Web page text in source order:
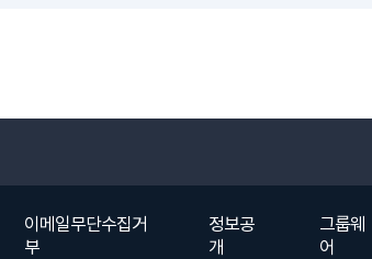
이메일무단수집거
부
정보공
개
그룹웨
어